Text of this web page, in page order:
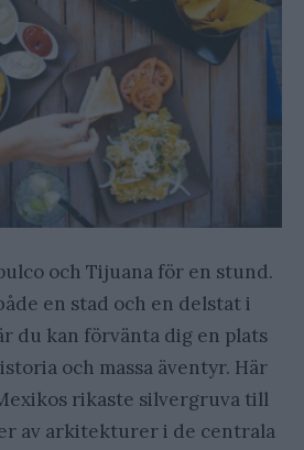
och Tijuana för en stund.
en stad och en delstat i
du kan förvänta dig en plats
och massa äventyr. Här
rikaste silvergruva till
av arkitekturer i de centrala